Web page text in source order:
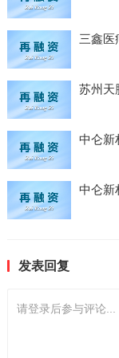
三鑫医
苏州天
中仑新
中仑新
发表回复
请登录后参与评论...